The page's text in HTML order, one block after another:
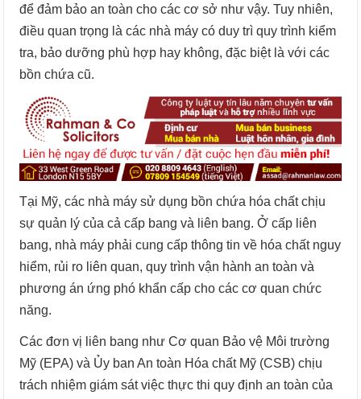
để đảm bảo an toàn cho các cơ sở như vậy. Tuy nhiên,
điều quan trọng là các nhà máy có duy trì quy trình kiểm
tra, bảo dưỡng phù hợp hay không, đặc biệt là với các
bồn chứa cũ.
Tại Mỹ, các nhà máy sử dụng bồn chứa hóa chất chịu
sự quản lý của cả cấp bang và liên bang. Ở cấp liên
bang, nhà máy phải cung cấp thông tin về hóa chất nguy
hiểm, rủi ro liên quan, quy trình vận hành an toàn và
phương án ứng phó khẩn cấp cho các cơ quan chức
năng.
Các đơn vị liên bang như Cơ quan Bảo vệ Môi trường
Mỹ (EPA) và Ủy ban An toàn Hóa chất Mỹ (CSB) chịu
trách nhiệm giám sát việc thực thi quy định an toàn của